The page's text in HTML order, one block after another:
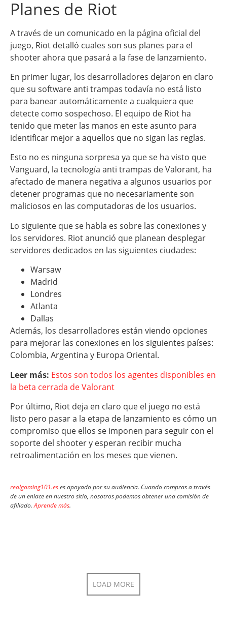
Planes de Riot
A través de un comunicado en la página oficial del
juego, Riot detalló cuales son sus planes para el
shooter ahora que pasará a la fase de lanzamiento.
En primer lugar, los desarrolladores dejaron en claro
que su software anti trampas todavía no está listo
para banear automáticamente a cualquiera que
detecte como sospechoso. El equipo de Riot ha
tenido que meter las manos en este asunto para
identificar mejor a aquellos que no sigan las reglas.
Esto no es ninguna sorpresa ya que se ha visto que
Vanguard, la tecnología anti trampas de Valorant, ha
afectado de manera negativa a algunos usuarios por
detener programas que no necesariamente son
maliciosos en las computadoras de los usuarios.
Lo siguiente que se habla es sobre las conexiones y
los servidores. Riot anunció que planean desplegar
servidores dedicados en las siguientes ciudades:
Warsaw
Madrid
Londres
Atlanta
Dallas
Además, los desarrolladores están viendo opciones
para mejorar las conexiones en los siguientes países:
Colombia, Argentina y Europa Oriental.
Leer más: Estos son todos los agentes disponibles en
la beta cerrada de Valorant
Por último, Riot deja en claro que el juego no está
listo pero pasar a la etapa de lanzamiento es cómo un
compromiso que ellos se imponen para seguir con el
soporte del shooter y esperan recibir mucha
retroalimentación en los meses que vienen.
realgaming101.eses apoyado por su audiencia. Cuando compras a través
de un enlace en nuestro sitio, nosotros podemos obtener una comisión de
afiliado.Aprende más.
LOAD MORE